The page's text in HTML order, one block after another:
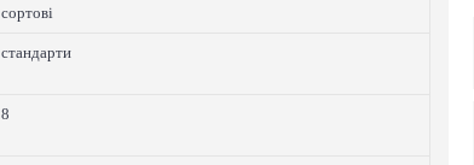
сортові
стандарти
8